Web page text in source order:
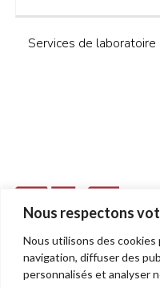
Nous respectons
Nous utilisons des
navigation, diffuser des
personnalisés et analyser
Services de laboratoire
955, rue Léon-Trépanier
Sherbrooke (Québec)